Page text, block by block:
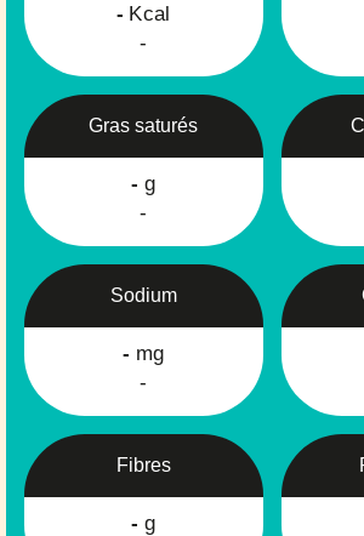
- Kcal
-
Gras saturés
- g
-
Sodium
- mg
-
Fibres
- g